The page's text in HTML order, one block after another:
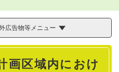
広告物等メニュー
画区域内におけ